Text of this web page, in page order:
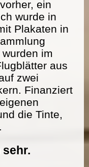
ein
wurde in
Plakaten in
im
aus
zwei
Finanziert
die Tinte,